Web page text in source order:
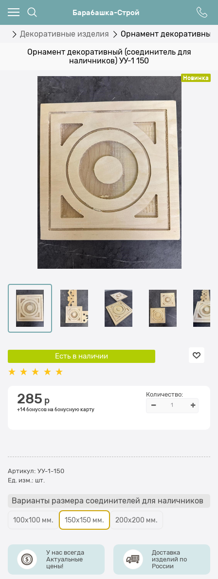
Барабашка-Строй
Декоративные изделия Орнамент декоративный
Орнамент декоративный (соединитель для
наличников) УУ-1 150
Новинка
Есть в наличии
285 р
+14 бонусов на бонусную карту
Количество:
Артикул: УУ-1-150
Ед. изм.: шт.
Варианты размера соединителей для наличников
100х100 мм. 150х150 мм. 200х200 мм.
У нас всегда
Актуальные
цены!
Доставка
изделий по
России